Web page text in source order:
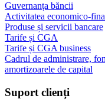
Guvernanța băncii
Activitatea economico-
Produse și servicii bancare
Tarife și CGA
Tarife și CGA business
Cadrul de administrare,
amortizoarele de capital
Suport clienți